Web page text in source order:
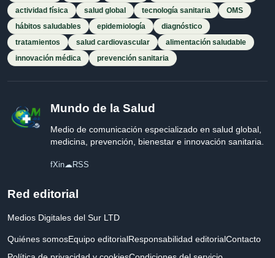
actividad física
salud global tecnología sanitaria
OMS
hábitos saludables
epidemiología
diagnóstico
tratamientos
salud cardiovascular
alimentación saludable
innovación médica
prevención sanitaria
Mundo de la Salud
Medio de comunicación especializado en salud global,
medicina, prevención, bienestar e innovación sanitaria.
fXin☁RSS
Red editorial
Medios Digitales del Sur LTD
Quiénes somosEquipo editorialResponsabilidad editorialContacto